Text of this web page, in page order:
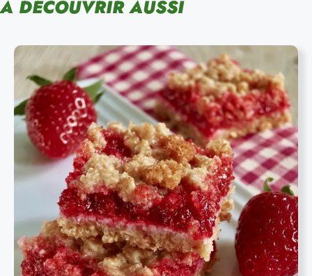
À DÉCOUVRIR AUSSI